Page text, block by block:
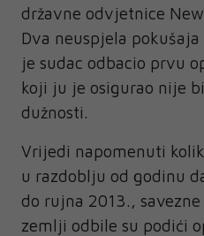
državne odvjetnice
Dva neuspjela
je sudac odbacio prvu
koji ju je osigurao nije
dužnosti.
Vrijedi napomenuti
u razdoblju od godinu
do rujna 2013.,
zemlji odbile su podići